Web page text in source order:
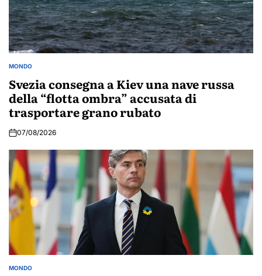
POSTED
IN
MONDO
Svezia consegna a Kiev una nave russa
della “flotta ombra” accusata di
trasportare grano rubato
07/08/2026
POSTED
MONDO